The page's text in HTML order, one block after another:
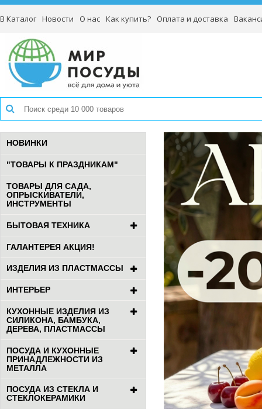
В Каталог Новости О нас Как купить? Оплата и доставка
НОВИНКИ
"ТОВАРЫ К ПРАЗДНИКАМ"
ТОВАРЫ ДЛЯ САДА,
ОПРЫСКИВАТЕЛИ,
ИНСТРУМЕНТЫ
БЫТОВАЯ ТЕХНИКА
ГАЛАНТЕРЕЯ АКЦИЯ!
ИЗДЕЛИЯ ИЗ ПЛАСТМАССЫ
ИНТЕРЬЕР
КУХОННЫЕ ИЗДЕЛИЯ ИЗ
СИЛИКОНА, БАМБУКА,
ДЕРЕВА, ПЛАСТМАССЫ
ПОСУДА И КУХОННЫЕ
ПРИНАДЛЕЖНОСТИ ИЗ
МЕТАЛЛА
ПОСУДА ИЗ СТЕКЛА И
СТЕКЛОКЕРАМИКИ